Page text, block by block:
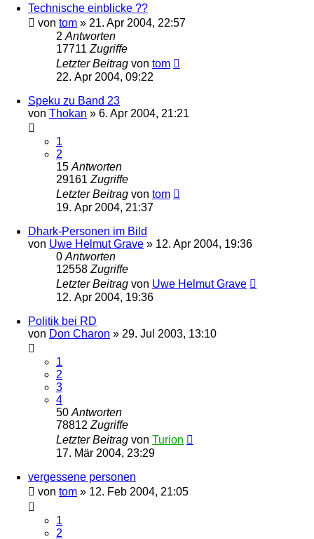
Technische einblicke ??
von tom » 21. Apr 2004, 22:57
2 Antworten
17711 Zugriffe
Letzter Beitrag von tom
22. Apr 2004, 09:22
Speku zu Band 23
von Thokan » 6. Apr 2004, 21:21
1
2
15 Antworten
29161 Zugriffe
Letzter Beitrag von tom
19. Apr 2004, 21:37
Dhark-Personen im Bild
von Uwe Helmut Grave » 12. Apr 2004, 19:36
0 Antworten
12558 Zugriffe
Letzter Beitrag von Uwe Helmut Grave
12. Apr 2004, 19:36
Politik bei RD
von Don Charon » 29. Jul 2003, 13:10
1
2
3
4
50 Antworten
78812 Zugriffe
Letzter Beitrag von Turion
17. Mär 2004, 23:29
vergessene personen
von tom » 12. Feb 2004, 21:05
1
2